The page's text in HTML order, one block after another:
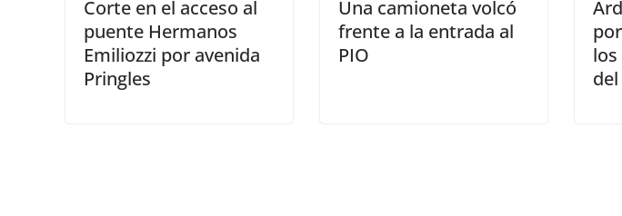
Corte en el acceso al
puente Hermanos
Emiliozzi por avenida
Pringles
Una camioneta volcó
frente a la entrada al
PIO